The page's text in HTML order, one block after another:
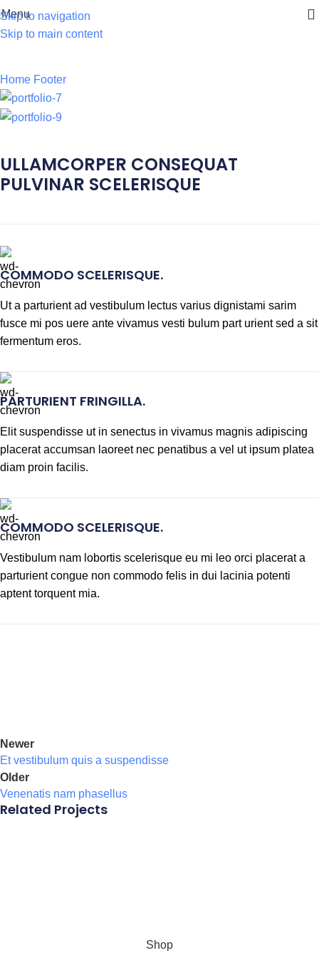
Skip to navigation
Skip to main content
Menu
Footer
Home Footer
ULLAMCORPER CONSEQUAT
PULVINAR SCELERISQUE
COMMODO SCELERISQUE.
Ut a parturient ad vestibulum lectus varius dignistami sarim
fusce mi pos uere ante vivamus vesti bulum part urient sed a sit
fermentum eros.
PARTURIENT FRINGILLA.
Elit suspendisse ut in senectus in vivamus magnis adipiscing
placerat accumsan laoreet nec penatibus a vel ut ipsum platea
diam proin facilis.
COMMODO SCELERISQUE.
Vestibulum nam lobortis scelerisque eu mi leo orci placerat a
parturient congue non commodo felis in dui lacinia potenti
aptent torquent mia.
Newer
Et vestibulum quis a suspendisse
Older
Venenatis nam phasellus
Related Projects
Shop